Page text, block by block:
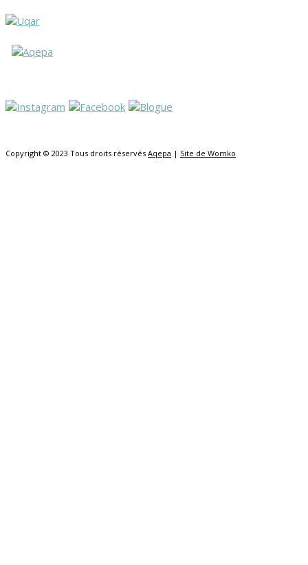
Copyright © 2023 Tous droits réservés Aqepa | Site de Womko